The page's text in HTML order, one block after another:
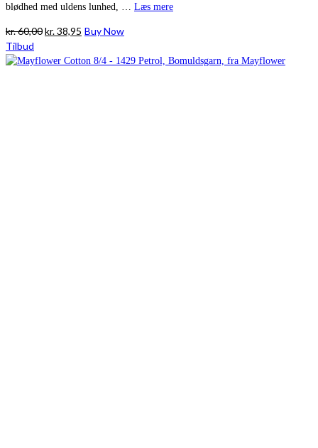
blødhed med uldens lunhed, … Læs mere
kr.60,00Den
pris
kr.38,95 Den
pris
Buy Now
Tilbud